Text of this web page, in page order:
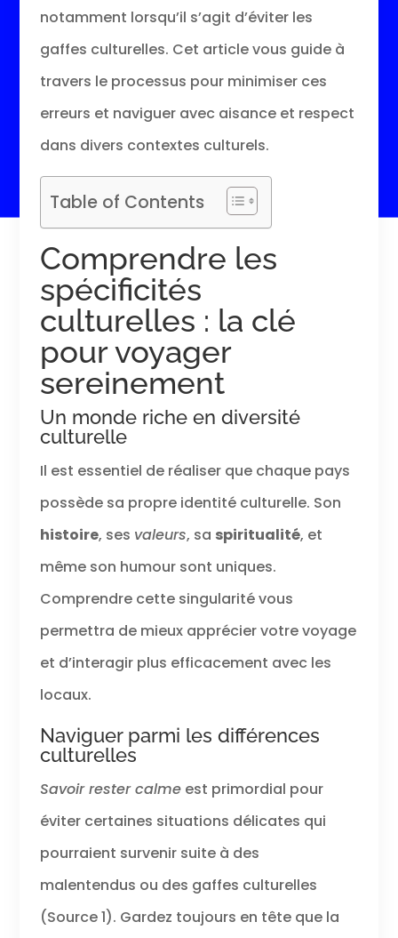
notamment lorsqu’il s’agit d’éviter les
gaffes culturelles. Cet article vous guide à
travers le processus pour minimiser ces
erreurs et naviguer avec aisance et respect
dans divers contextes culturels.
Table of Contents
Comprendre les
spécificités
culturelles : la clé
pour voyager
sereinement
Un monde riche en diversité
culturelle
Il est essentiel de réaliser que chaque pays
possède sa propre identité culturelle. Son
histoire, ses valeurs, sa spiritualité, et
même son humour sont uniques.
Comprendre cette singularité vous
permettra de mieux apprécier votre voyage
et d’interagir plus efficacement avec les
locaux.
Naviguer parmi les différences
culturelles
Savoir rester calmeest primordial pour
éviter certaines situations délicates qui
pourraient survenir suite à des
malentendus ou des gaffes culturelles
(Source 1). Gardez toujours en tête que la